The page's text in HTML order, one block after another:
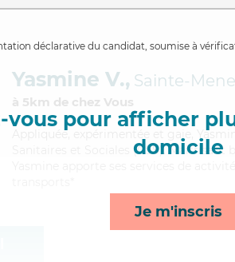
déclarative du candidat, soumise à
vous pour afficher
domicile
Je m'inscris
Yasmine V., Sainte-
à 5km de chez Vous
Appliquée , expérimentée et gaie,
Sanitaires et Sociales (CSS).